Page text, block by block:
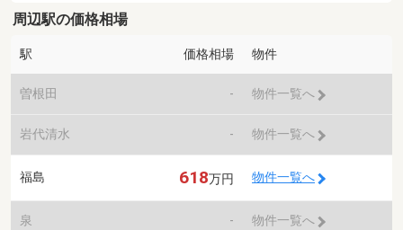
周辺駅の価格相場
駅 価格相場 物件
曽根田 - 物件一覧へ
岩代清水 - 物件一覧へ
福島 618万円 物件一覧へ
泉 - 物件一覧へ